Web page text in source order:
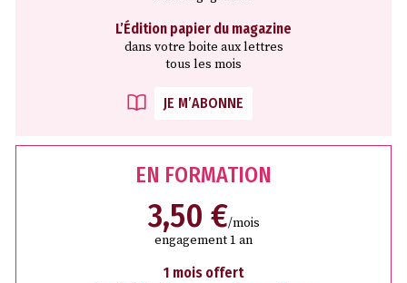
L’Édition papier du magazine
dans votre boite aux lettres
tous les mois
JE M’ABONNE
EN FORMATION
3,50 €/mois
engagement 1 an
1 mois offert